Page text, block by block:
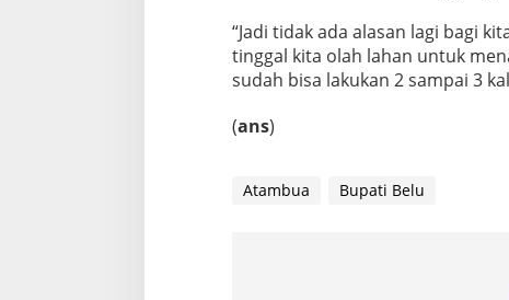
“Jadi tidak ada alasan lagi bagi
tinggal kita olah lahan untuk
sudah bisa lakukan 2 sampai 3
(ans)
Atambua Bupati Belu